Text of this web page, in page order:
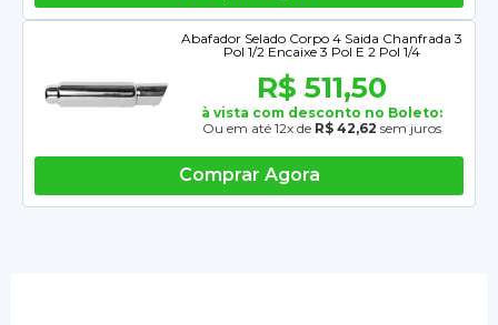
Abafador Selado Corpo 4 Saida Chanfrada 3
Pol 1/2 Encaixe 3 Pol E 2 Pol 1/4
R$ 511,50
à vista com desconto no Boleto:
Ou em até 12x de R$ 42,62 sem juros
Comprar Agora